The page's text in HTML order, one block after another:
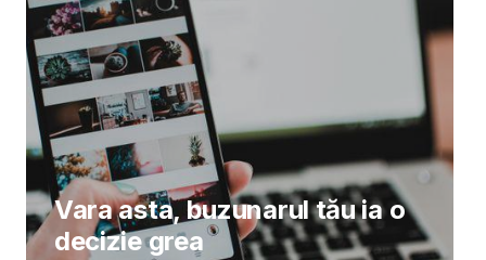
Vara asta, buzunarul tău ia o
decizie grea